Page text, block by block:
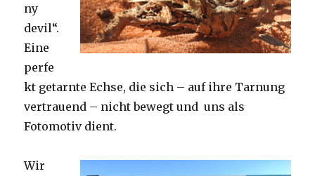
ny
devil“.
Eine
perfe
kt getarnte Echse, die sich – auf ihre Tarnung
vertrauend – nicht bewegt und uns als
Fotomotiv dient.
Wir